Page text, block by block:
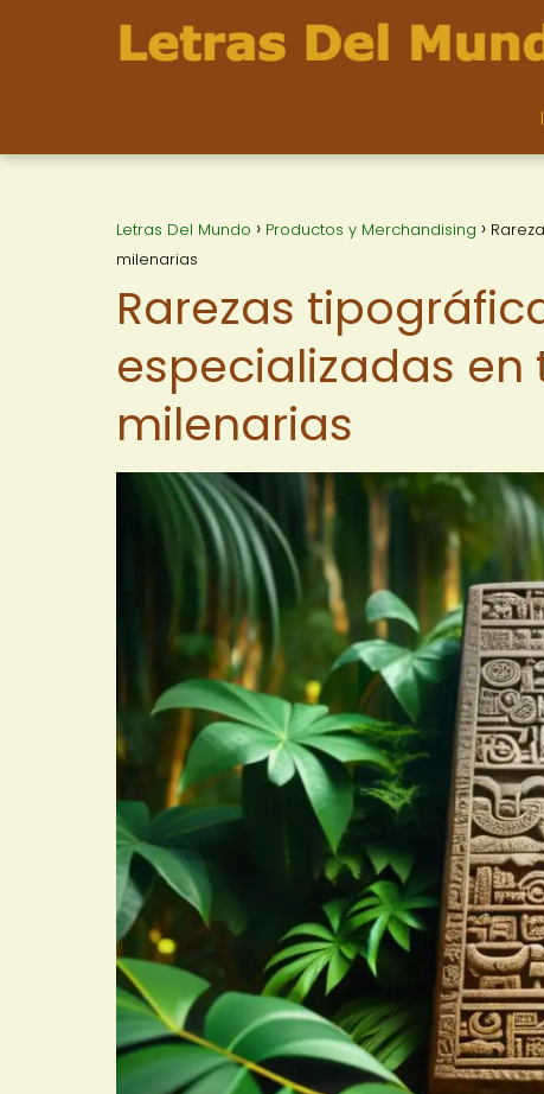
Letras Del Mundo Productos y Merchandising
milenarias
Rarezas
especializadas
milenarias